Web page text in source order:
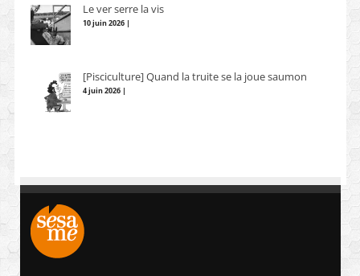
Le ver serre la vis
10 juin 2026 |
[Pisciculture] Quand la truite se la joue saumon
4 juin 2026 |